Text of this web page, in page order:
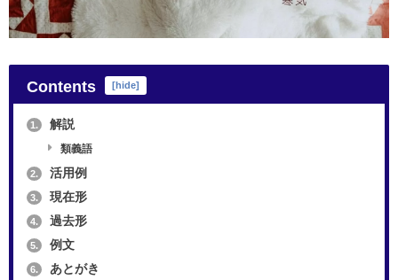
Contents [hide]
1. 解説
類義語
2. 活用例
3. 現在形
4. 過去形
5. 例文
6. あとがき